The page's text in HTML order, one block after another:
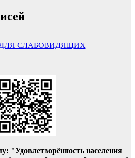
СЛАБОВИДЯЩИХ
"Удовлетворённость населения